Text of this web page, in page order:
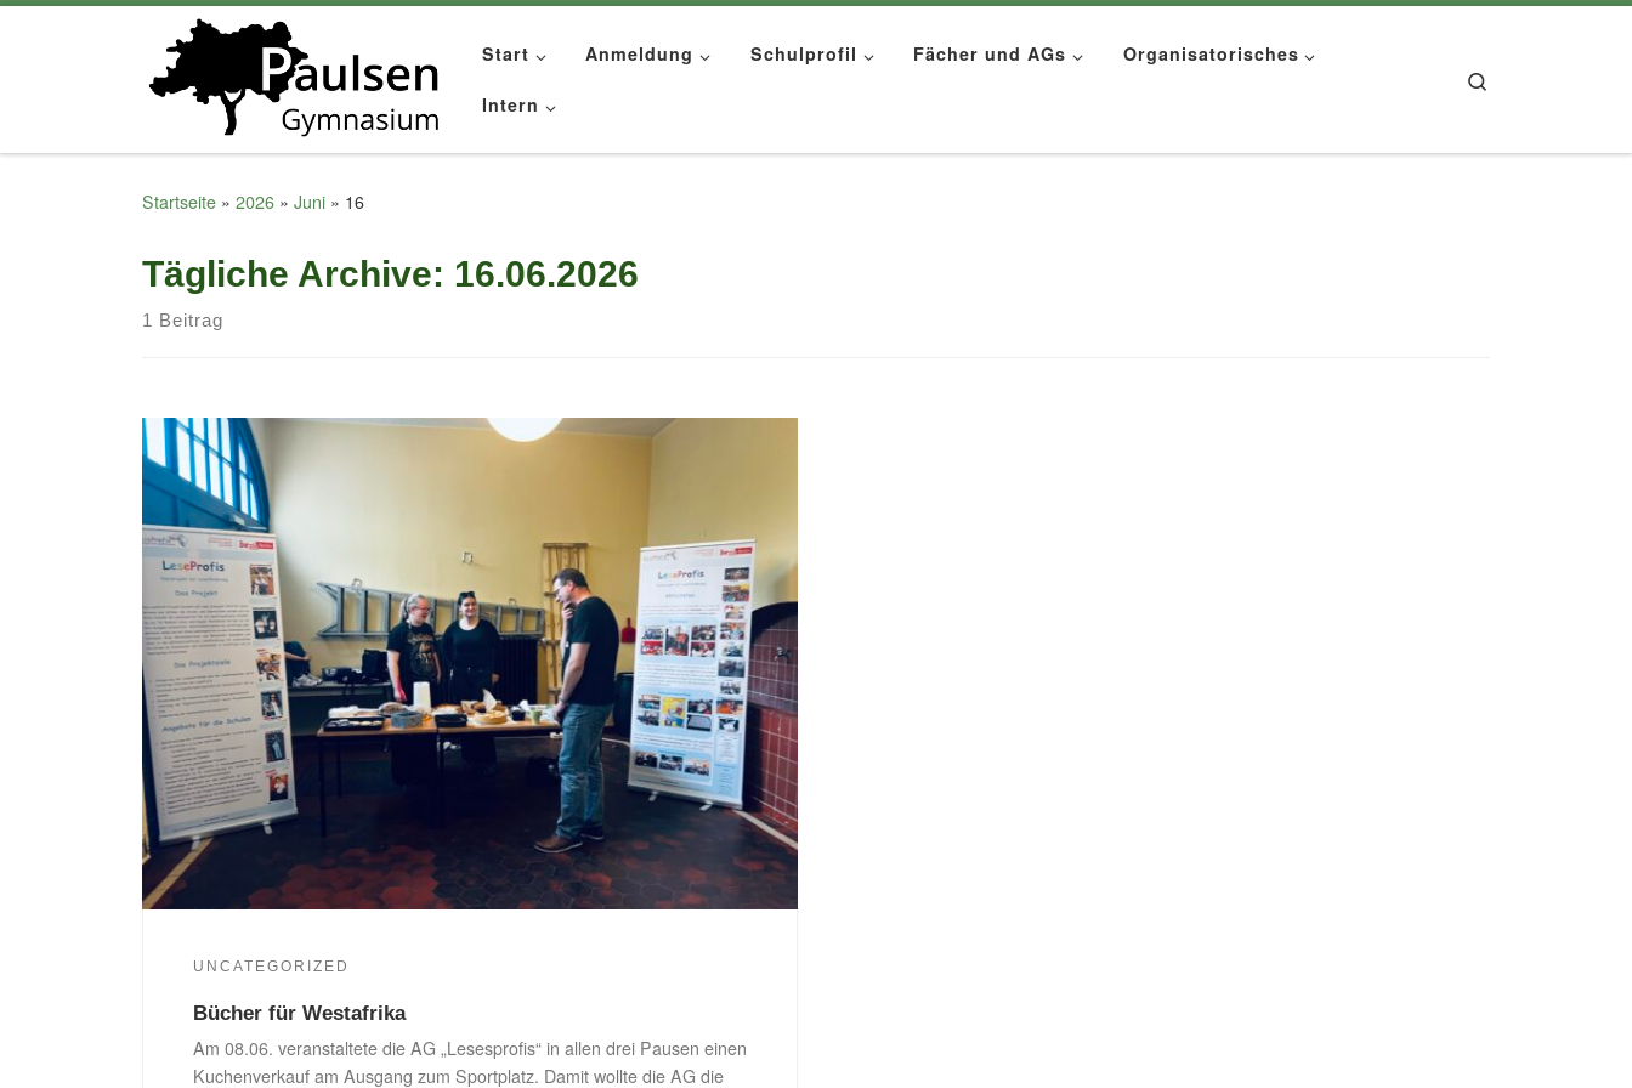
Zum Inhalt springen
Start Anmeldung Schulprofil Fächer und AGs Organisatorisches
Intern
Startseite » 2026 » Juni » 16
Tägliche Archive: 16.06.2026
1 Beitrag
UNCATEGORIZED
Bücher für Westafrika
Am 08.06. veranstaltete die AG „Lesesprofis“ in allen drei Pausen einen
Kuchenverkauf am Ausgang zum Sportplatz. Damit wollte die AG die